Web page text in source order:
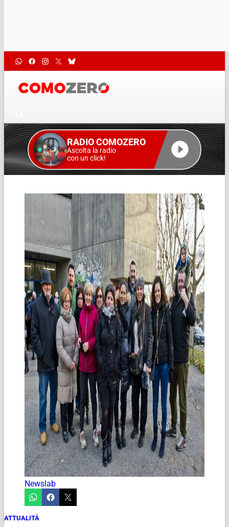
RADIO COMOZERO
Ascolta la radio
con un click!
Newslab
ATTUALITÀ